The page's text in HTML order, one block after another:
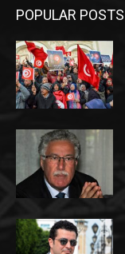
POPULAR POSTS